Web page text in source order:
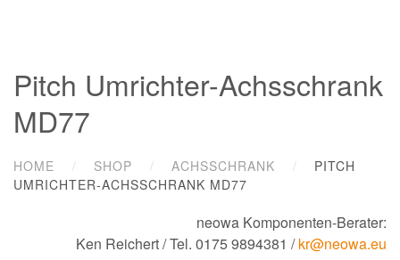
Pitch Umrichter-Achsschrank
MD77
HOME SHOP ACHSSCHRANK
PITCH
UMRICHTER-ACHSSCHRANK MD77
neowa Komponenten-Berater:
Ken Reichert/ Tel. 0175 9894381 /kr@neowa.eu